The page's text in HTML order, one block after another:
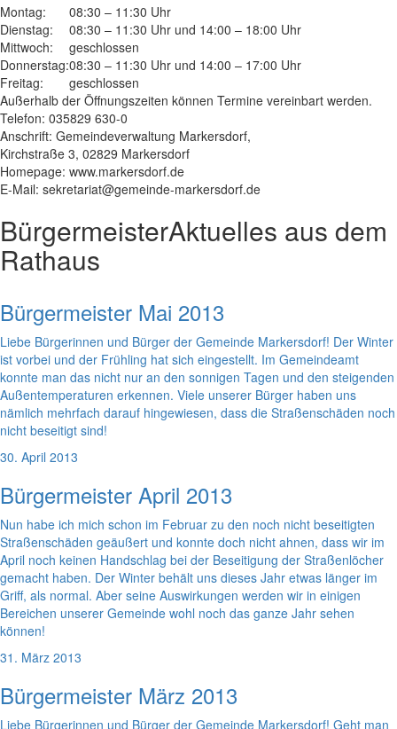
Montag:
08:30 – 11:30 Uhr
Dienstag:
08:30 – 11:30 Uhr und 14:00 – 18:00 Uhr
Mittwoch:
geschlossen
Donnerstag:08:30 – 11:30 Uhr und 14:00 – 17:00 Uhr
Freitag:
geschlossen
Außerhalb der Öffnungszeiten können Termine vereinbart werden.
Telefon: 035829 630-0
Anschrift: Gemeindeverwaltung Markersdorf,
Kirchstraße 3, 02829 Markersdorf
Homepage: www.markersdorf.de
E-Mail: sekretariat@gemeinde-markersdorf.de
BürgermeisterAktuelles aus dem
Rathaus
Bürgermeister Mai 2013
Liebe Bürgerinnen und Bürger der Gemeinde Markersdorf! Der Winter
ist vorbei und der Frühling hat sich eingestellt. Im Gemeindeamt
konnte man das nicht nur an den sonnigen Tagen und den steigenden
Außentemperaturen erkennen. Viele unserer Bürger haben uns
nämlich mehrfach darauf hingewiesen, dass die Straßenschäden noch
nicht beseitigt sind!
30. April 2013
Bürgermeister April 2013
Nun habe ich mich schon im Februar zu den noch nicht beseitigten
Straßenschäden geäußert und konnte doch nicht ahnen, dass wir im
April noch keinen Handschlag bei der Beseitigung der Straßenlöcher
gemacht haben. Der Winter behält uns dieses Jahr etwas länger im
Griff, als normal. Aber seine Auswirkungen werden wir in einigen
Bereichen unserer Gemeinde wohl noch das ganze Jahr sehen
können!
31. März 2013
Bürgermeister März 2013
Liebe Bürgerinnen und Bürger der Gemeinde Markersdorf! Geht man